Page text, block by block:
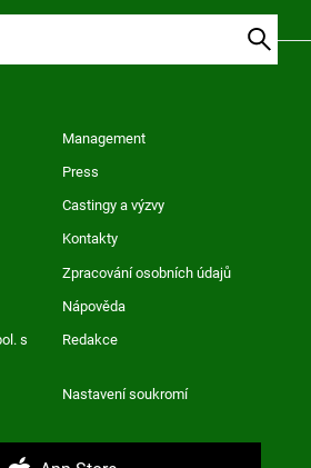
Management
Press
Castingy a výzvy
Kontakty
Zpracování osobních údajů
Nápověda
s
Redakce
Nastavení soukromí